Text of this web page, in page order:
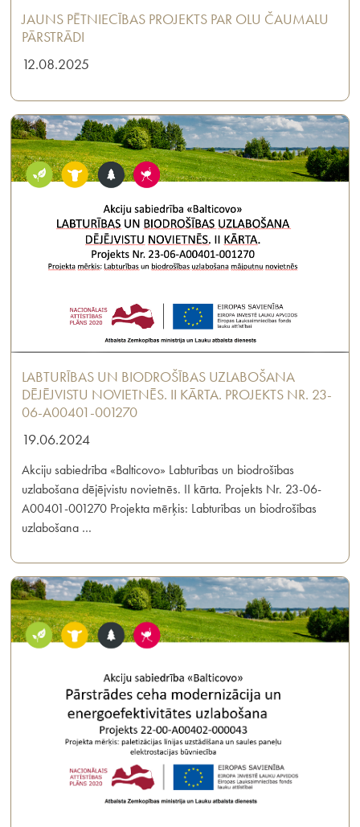
JAUNS PĒTNIECĪBAS PROJEKTS PAR OLU ČAUMALU
PĀRSTRĀDI
12.08.2025
LABTURĪBAS UN BIODROŠĪBAS UZLABOŠANA
DĒJĒJVISTU NOVIETNĒS. II KĀRTA. PROJEKTS NR. 23-
06-A00401-001270
19.06.2024
Akciju sabiedrība «Balticovo» Labturības un biodrošības
uzlabošana dējējvistu novietnēs. II kārta. Projekts Nr. 23-06-
A00401-001270 Projekta mērķis: Labturības un biodrošības
uzlabošana …